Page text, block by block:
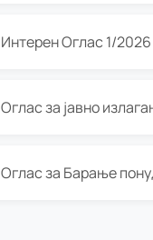
Интерен Оглас 1/2026
Оглас за јавно